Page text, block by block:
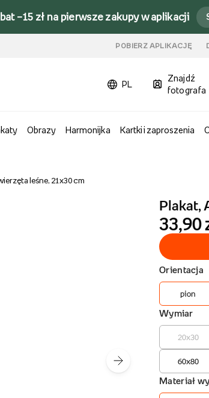
–15 zł na pierwsze zakupy w aplikacji
POBIERZ APLIKACJĘ
PL
Znajdź
fotografa
Obrazy Harmonijka Kartki i zaproszenia
leśne, 21x30 cm